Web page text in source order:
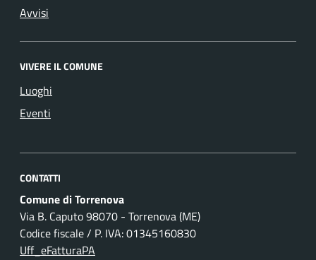
Avvisi
VIVERE IL COMUNE
Luoghi
Eventi
CONTATTI
Comune di Torrenova
Via B. Caputo 98070 - Torrenova (ME)
Codice fiscale / P. IVA: 01345160830
Uff_eFatturaPA